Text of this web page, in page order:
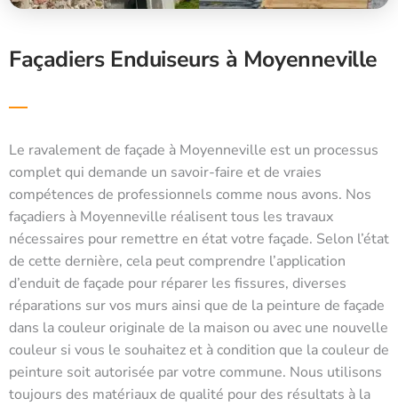
Façadiers Enduiseurs à Moyenneville
Le ravalement de façade à Moyenneville est un processus
complet qui demande un savoir-faire et de vraies
compétences de professionnels comme nous avons. Nos
façadiers à Moyenneville réalisent tous les travaux
nécessaires pour remettre en état votre façade. Selon l’état
de cette dernière, cela peut comprendre l’application
d’enduit de façade pour réparer les fissures, diverses
réparations sur vos murs ainsi que de la peinture de façade
dans la couleur originale de la maison ou avec une nouvelle
couleur si vous le souhaitez et à condition que la couleur de
peinture soit autorisée par votre commune. Nous utilisons
toujours des matériaux de qualité pour des résultats à la